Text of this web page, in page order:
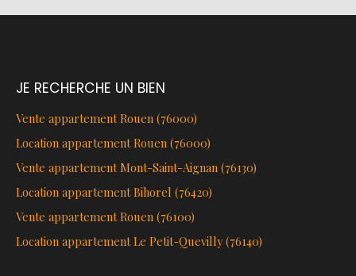
JE RECHERCHE UN BIEN
Vente appartement Rouen (76000)
Location appartement Rouen (76000)
Vente appartement Mont-Saint-Aignan (76130)
Location appartement Bihorel (76420)
Vente appartement Rouen (76100)
Location appartement Le Petit-Quevilly (76140)